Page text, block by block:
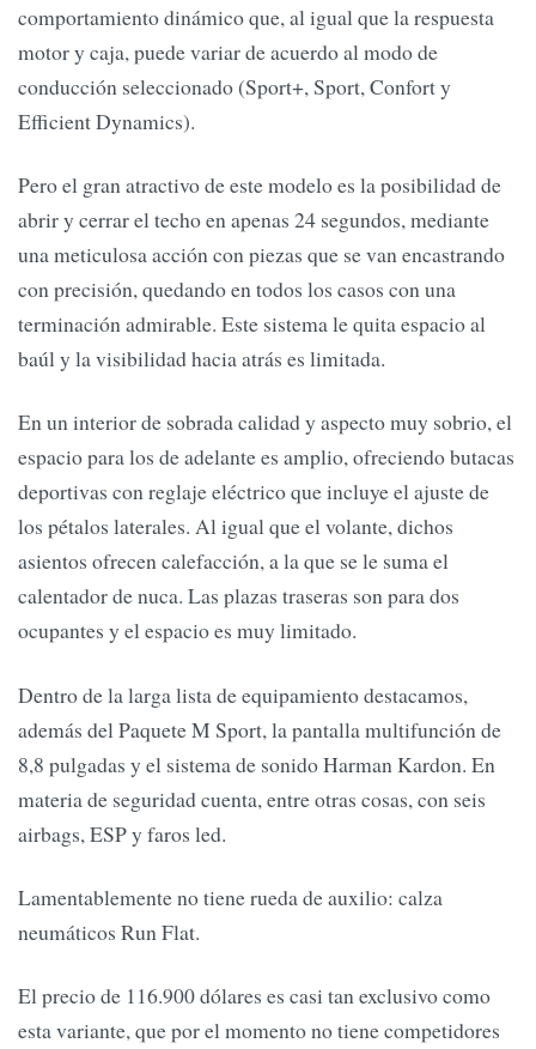
comportamiento dinámico que, al igual que la respuesta
motor y caja, puede variar de acuerdo al modo de
conducción seleccionado (Sport+, Sport, Confort y
Efficient Dynamics).
Pero el gran atractivo de este modelo es la posibilidad de
abrir y cerrar el techo en apenas 24 segundos, mediante
una meticulosa acción con piezas que se van encastrando
con precisión, quedando en todos los casos con una
terminación admirable. Este sistema le quita espacio al
baúl y la visibilidad hacia atrás es limitada.
En un interior de sobrada calidad y aspecto muy sobrio, el
espacio para los de adelante es amplio, ofreciendo butacas
deportivas con reglaje eléctrico que incluye el ajuste de
los pétalos laterales. Al igual que el volante, dichos
asientos ofrecen calefacción, a la que se le suma el
calentador de nuca. Las plazas traseras son para dos
ocupantes y el espacio es muy limitado.
Dentro de la larga lista de equipamiento destacamos,
además del Paquete M Sport, la pantalla multifunción de
8,8 pulgadas y el sistema de sonido Harman Kardon. En
materia de seguridad cuenta, entre otras cosas, con seis
airbags, ESP y faros led.
Lamentablemente no tiene rueda de auxilio: calza
neumáticos Run Flat.
El precio de 116.900 dólares es casi tan exclusivo como
esta variante, que por el momento no tiene competidores